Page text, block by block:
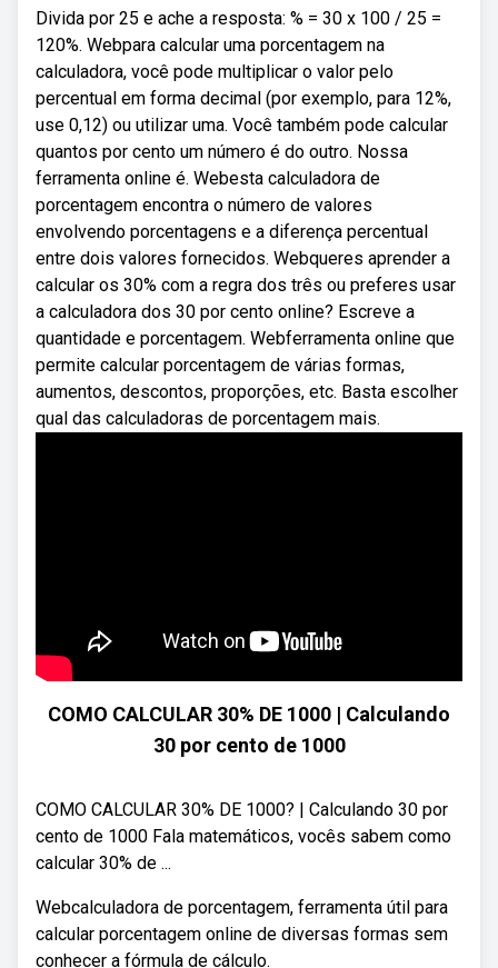
Divida por 25 e ache a resposta: % = 30 x 100 / 25 =
120%. Webpara calcular uma porcentagem na
calculadora, você pode multiplicar o valor pelo
percentual em forma decimal (por exemplo, para 12%,
use 0,12) ou utilizar uma. Você também pode calcular
quantos por cento um número é do outro. Nossa
ferramenta online é. Webesta calculadora de
porcentagem encontra o número de valores
envolvendo porcentagens e a diferença percentual
entre dois valores fornecidos. Webqueres aprender a
calcular os 30% com a regra dos três ou preferes usar
a calculadora dos 30 por cento online? Escreve a
quantidade e porcentagem. Webferramenta online que
permite calcular porcentagem de várias formas,
aumentos, descontos, proporções, etc. Basta escolher
qual das calculadoras de porcentagem mais.
COMO CALCULAR 30% DE 1000 | Calculando
30 por cento de 1000
COMO CALCULAR 30% DE 1000? | Calculando 30 por
cento de 1000 Fala matemáticos, vocês sabem como
calcular 30% de ...
Webcalculadora de porcentagem, ferramenta útil para
calcular porcentagem online de diversas formas sem
conhecer a fórmula de cálculo.